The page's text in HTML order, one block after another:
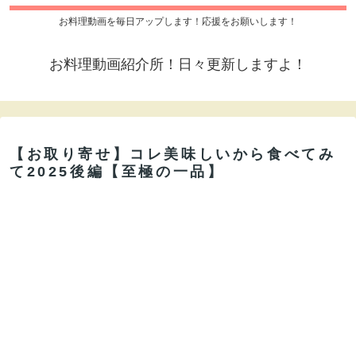
お料理動画を毎日アップします！応援をお願いします！
お料理動画紹介所！日々更新しますよ！
【お取り寄せ】コレ美味しいから食べてみ
て2025後編【至極の一品】